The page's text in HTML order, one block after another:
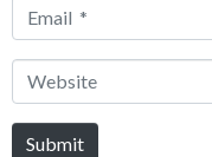
Email
Website
Submit